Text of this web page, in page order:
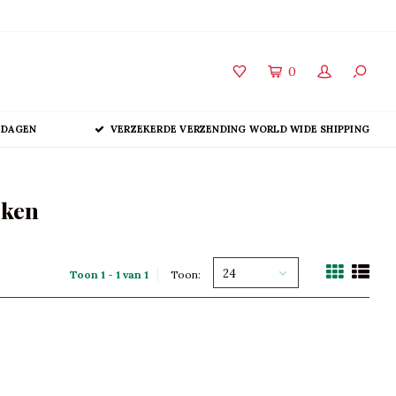
0
VERZEKERDE VERZENDING WORLD WIDE SHIPPING
Toon 1 - 1 van 1 Toon: 24